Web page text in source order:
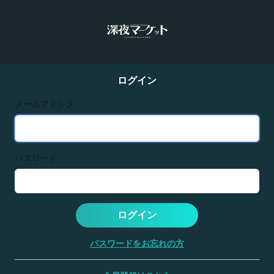
ログイン
メールアドレス
パスワード
ログイン
パスワードをお忘れの方